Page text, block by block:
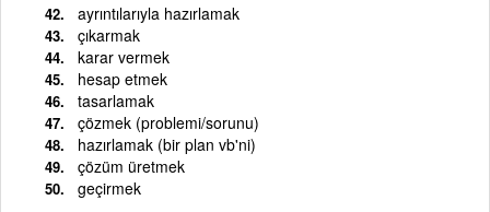
ayrıntılarıyla hazırlamak
çıkarmak
karar vermek
hesap etmek
tasarlamak
çözmek (problemi/sorunu)
hazırlamak (bir plan vb'ni)
çözüm üretmek
geçirmek